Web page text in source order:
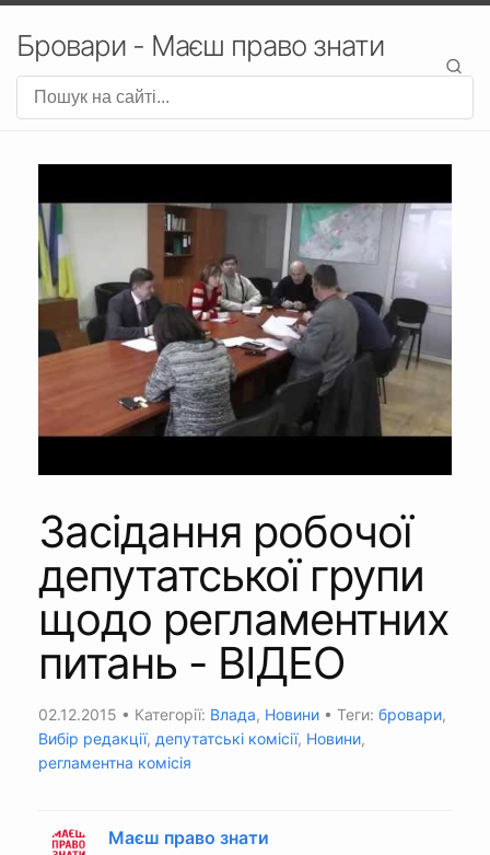
Бровари - Маєш право знати
Засідання робочої
депутатської групи
щодо регламентних
питань - ВІДЕО
02.12.2015 • Категорії: Влада, Новини • Теги: бровари,
Вибір редакції, депутатські комісії, Новини,
регламентна комісія
Маєш право знати